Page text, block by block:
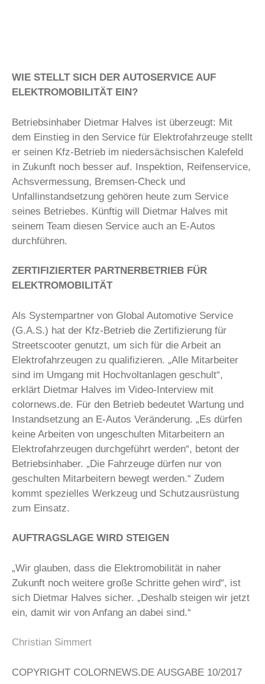
WIE STELLT SICH DER AUTOSERVICE AUF
ELEKTROMOBILITÄT EIN?
Betriebsinhaber Dietmar Halves ist überzeugt: Mit
dem Einstieg in den Service für Elektrofahrzeuge stellt
er seinen Kfz-Betrieb im niedersächsischen Kalefeld
in Zukunft noch besser auf. Inspektion, Reifenservice,
Achsvermessung, Bremsen-Check und
Unfallinstandsetzung gehören heute zum Service
seines Betriebes. Künftig will Dietmar Halves mit
seinem Team diesen Service auch an E-Autos
durchführen.
ZERTIFIZIERTER PARTNERBETRIEB FÜR
ELEKTROMOBILITÄT
Als Systempartner von Global Automotive Service
(G.A.S.) hat der Kfz-Betrieb die Zertifizierung für
Streetscooter genutzt, um sich für die Arbeit an
Elektrofahrzeugen zu qualifizieren. „Alle Mitarbeiter
sind im Umgang mit Hochvoltanlagen geschult“,
erklärt Dietmar Halves im Video-Interview mit
colornews.de. Für den Betrieb bedeutet Wartung und
Instandsetzung an E-Autos Veränderung. „Es dürfen
keine Arbeiten von ungeschulten Mitarbeitern an
Elektrofahrzeugen durchgeführt werden“, betont der
Betriebsinhaber. „Die Fahrzeuge dürfen nur von
geschulten Mitarbeitern bewegt werden.“ Zudem
kommt spezielles Werkzeug und Schutzausrüstung
zum Einsatz.
AUFTRAGSLAGE WIRD STEIGEN
„Wir glauben, dass die Elektromobilität in naher
Zukunft noch weitere große Schritte gehen wird“, ist
sich Dietmar Halves sicher. „Deshalb steigen wir jetzt
ein, damit wir von Anfang an dabei sind.“
Christian Simmert
COPYRIGHT COLORNEWS.DE AUSGABE 10/2017